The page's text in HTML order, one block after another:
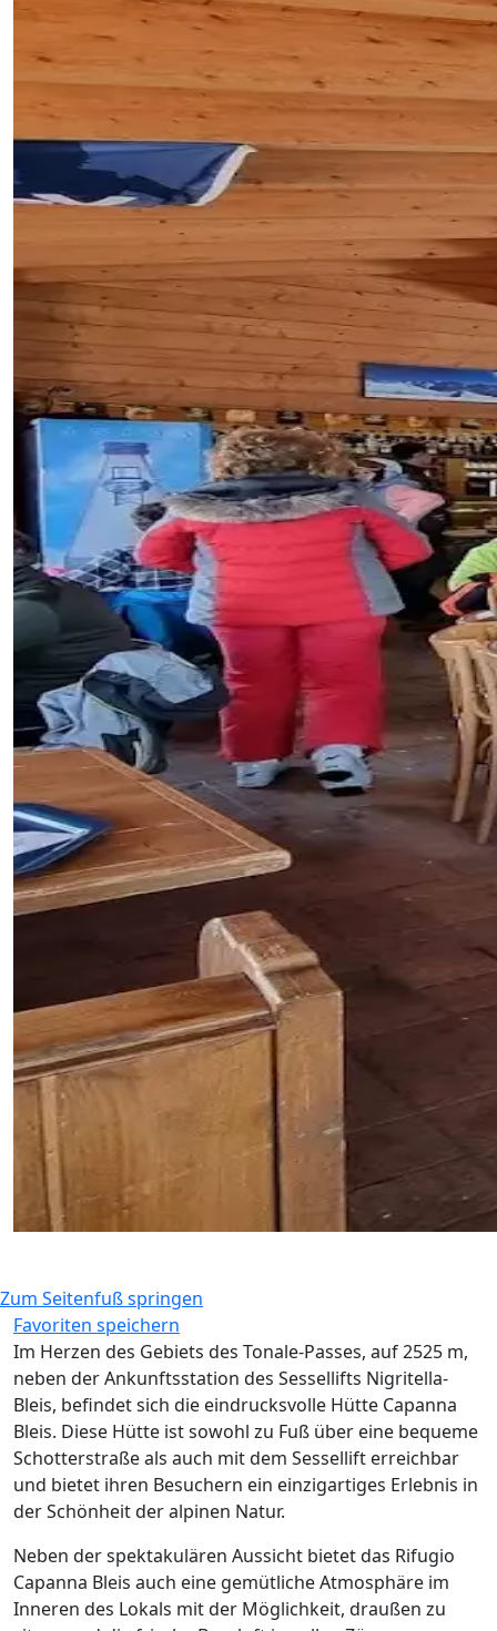
Zum Seitenfuß springen
Favoriten speichern
Im Herzen des Gebiets des Tonale-Passes, auf 2525 m,
neben der Ankunftsstation des Sessellifts Nigritella-
Bleis, befindet sich die eindrucksvolle Hütte Capanna
Bleis. Diese Hütte ist sowohl zu Fuß über eine bequeme
Schotterstraße als auch mit dem Sessellift erreichbar
und bietet ihren Besuchern ein einzigartiges Erlebnis in
der Schönheit der alpinen Natur.
Neben der spektakulären Aussicht bietet das Rifugio
Capanna Bleis auch eine gemütliche Atmosphäre im
Inneren des Lokals mit der Möglichkeit, draußen zu